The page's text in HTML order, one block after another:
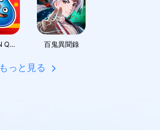
DRAGON QUEST Smash/Grow 百鬼異聞錄
もっと見る